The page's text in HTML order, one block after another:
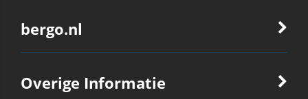
bergo.nl
Overige Informatie